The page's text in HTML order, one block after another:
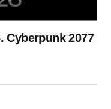
Cyberpunk 2077